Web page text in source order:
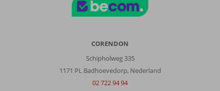
CORENDON
Schipholweg 335
1171 PL Badhoevedorp, Nederland
02 722 94 94